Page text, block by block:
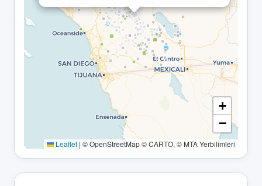
+
−
Leaflet | © OpenStreetMap © CARTO, © MTA Yerbilimleri